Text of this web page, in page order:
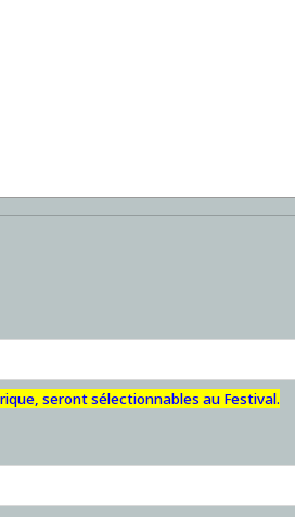
seront sélectionnables au Festival.